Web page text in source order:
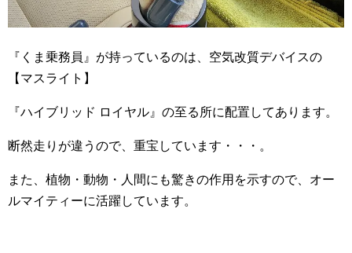
『くま乗務員』が持っているのは、空気改質デバイスの
【マスライト】
『ハイブリッド ロイヤル』の至る所に配置してあります。
断然走りが違うので、重宝しています・・・。
また、植物・動物・人間にも驚きの作用を示すので、オー
ルマイティーに活躍しています。